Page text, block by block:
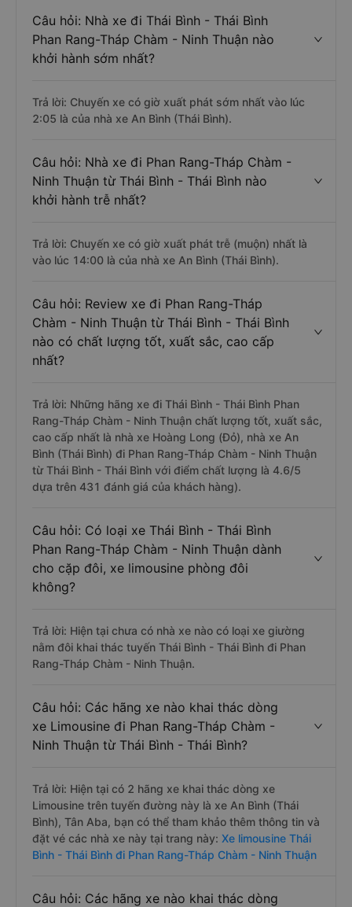
Câu hỏi: Nhà xe đi Thái Bình - Thái Bình
Phan Rang-Tháp Chàm - Ninh Thuận nào
khởi hành sớm nhất?
Trả lời: Chuyến xe có giờ xuất phát sớm nhất vào lúc
2:05 là của nhà xe An Bình (Thái Bình).
Câu hỏi: Nhà xe đi Phan Rang-Tháp Chàm -
Ninh Thuận từ Thái Bình - Thái Bình nào
khởi hành trễ nhất?
Trả lời: Chuyến xe có giờ xuất phát trễ (muộn) nhất là
vào lúc 14:00 là của nhà xe An Bình (Thái Bình).
Câu hỏi: Review xe đi Phan Rang-Tháp
Chàm - Ninh Thuận từ Thái Bình - Thái Bình
nào có chất lượng tốt, xuất sắc, cao cấp
nhất?
Trả lời: Những hãng xe đi Thái Bình - Thái Bình Phan
Rang-Tháp Chàm - Ninh Thuận chất lượng tốt, xuất sắc,
cao cấp nhất là nhà xe Hoàng Long (Đỏ), nhà xe An
Bình (Thái Bình) đi Phan Rang-Tháp Chàm - Ninh Thuận
từ Thái Bình - Thái Bình với điểm chất lượng là 4.6/5
dựa trên 431 đánh giá của khách hàng).
Câu hỏi: Có loại xe Thái Bình - Thái Bình
Phan Rang-Tháp Chàm - Ninh Thuận dành
cho cặp đôi, xe limousine phòng đôi
không?
Trả lời: Hiện tại chưa có nhà xe nào có loại xe giường
nằm đôi khai thác tuyến Thái Bình - Thái Bình đi Phan
Rang-Tháp Chàm - Ninh Thuận.
Câu hỏi: Các hãng xe nào khai thác dòng
xe Limousine đi Phan Rang-Tháp Chàm -
Ninh Thuận từ Thái Bình - Thái Bình?
Trả lời: Hiện tại có 2 hãng xe khai thác dòng xe
Limousine trên tuyến đường này là xe An Bình (Thái
Bình), Tân Aba, bạn có thể tham khảo thêm thông tin và
đặt vé các nhà xe này tại trang này: Xe limousine Thái
Bình - Thái Bình đi Phan Rang-Tháp Chàm - Ninh Thuận
Câu hỏi: Các hãng xe nào khai thác dòng